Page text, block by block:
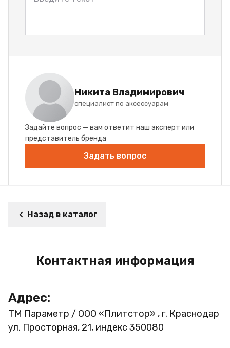
Никита Владимирович
специалист по аксессуарам
Задайте вопрос — вам ответит наш эксперт или
представитель бренда
Задать вопрос
Назад в каталог
Контактная информация
Адрес:
ТМ Параметр / ООО «Плитстор» , г. Краснодар
ул. Просторная, 21, индекс 350080